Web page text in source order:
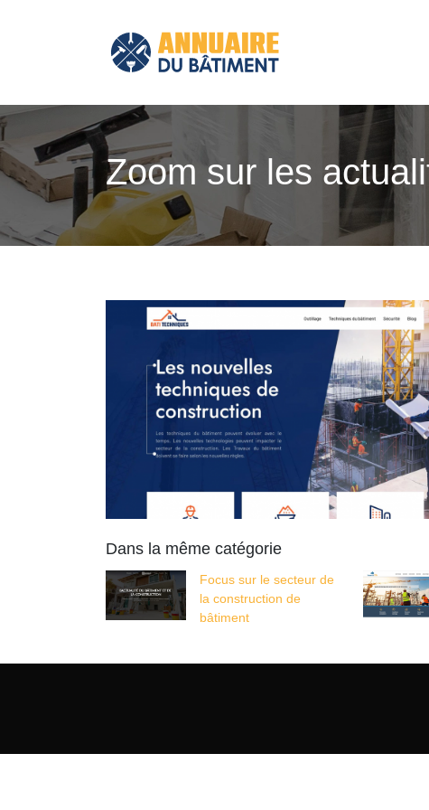
Zoom sur les
Dans la même catégorie
Focus sur le secteur de
la construction de
bâtiment